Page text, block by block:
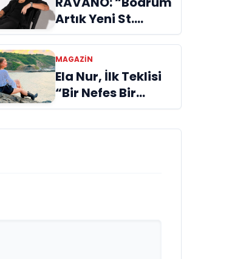
Artık Yeni St.
Tropez Değil, Kendi
Başına Bir
Referans”
MAGAZIN
Ela Nur, İlk Teklisi
“Bir Nefes Bir
Gölge” ile Müzik
Yolculuğuna